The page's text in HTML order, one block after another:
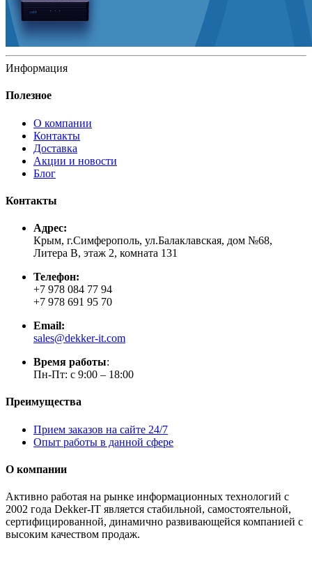
Информация
Полезное
О компании
Контакты
Доставка
Акции и новости
Блог
Контакты
Адрес:
Крым, г.Симферополь, ул.Балаклавская, дом №68,
Литера В, этаж 2, комната 131
Телефон:
+7 978 084 77 94
+7 978 691 95 70
Email:
sales@dekker-it.com
Время работы:
Пн-Пт: с 9:00 – 18:00
Преимущества
Прием заказов на сайте 24/7
Опыт работы в данной сфере
О компании
Активно работая на рынке информационных технологий с
2002 года Dekker-IT является стабильной, самостоятельной,
сертифицированной, динамично развивающейся компанией с
высоким качеством продаж.